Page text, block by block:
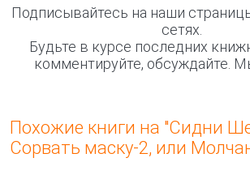
Подписывайтесь на наши
сетях.
Будьте в курсе последних
комментируйте, обсуждайте.
Похожие книги на "Сидни
Сорвать маску-2, или